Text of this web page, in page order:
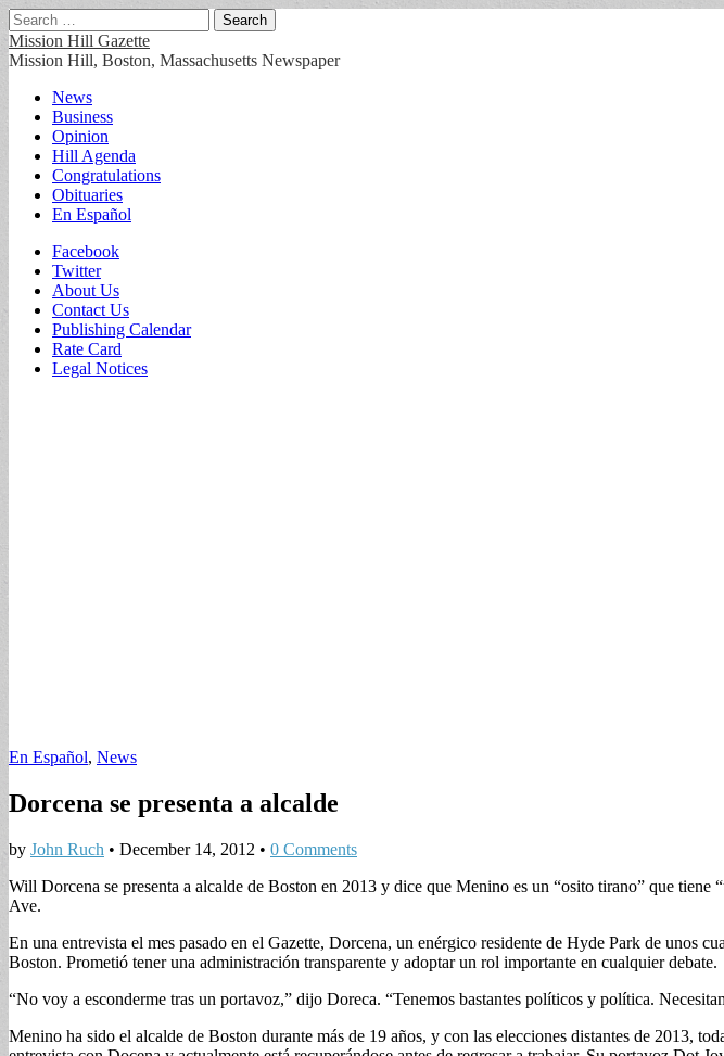
Search
for:
Mission Hill Gazette
Mission Hill, Boston, Massachusetts Newspaper
Main
menu
Skip
content
News
Business
Opinion
Hill Agenda
Congratulations
Obituaries
En Español
Sub
menu
Facebook
Twitter
About Us
Contact Us
Publishing Calendar
Rate Card
Legal Notices
En Español, News
Dorcena se presenta a alcalde
by John Ruch • December 14, 2012 • 0 Comments
Will Dorcena se presenta a alcalde de Boston en 2013 y dice que Menino es un “osito tirano” que
Ave.
En una entrevista el mes pasado en el Gazette, Dorcena, un enérgico residente de Hyde Park de unos
Boston. Prometió tener una administración transparente y adoptar un rol importante en cualquier debate.
“No voy a esconderme tras un portavoz,” dijo Doreca. “Tenemos bastantes políticos y política.
Menino ha sido el alcalde de Boston durante más de 19 años, y con las elecciones distantes de 2013,